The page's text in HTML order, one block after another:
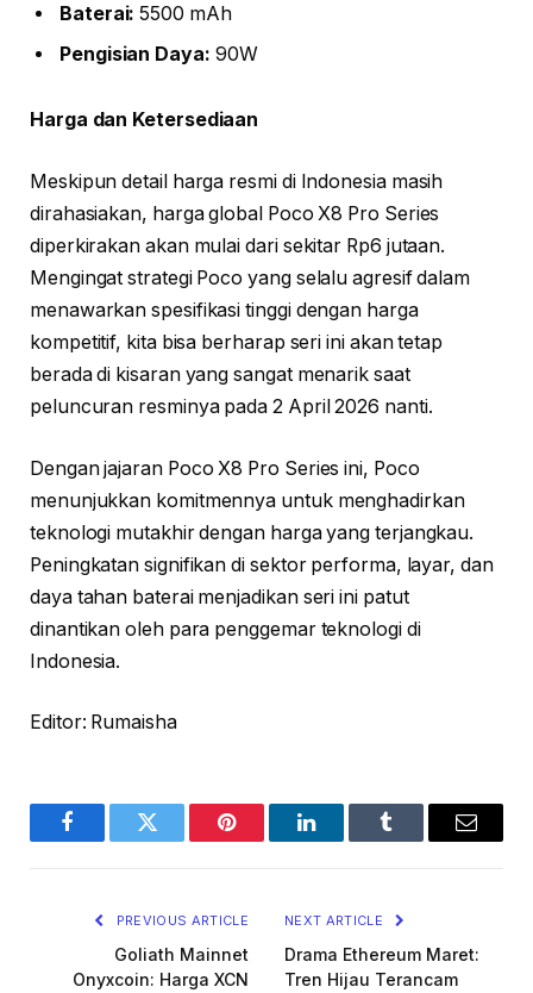
Baterai: 5500 mAh
Pengisian Daya: 90W
Harga dan Ketersediaan
Meskipun detail harga resmi di Indonesia masih
dirahasiakan, harga global Poco X8 Pro Series
diperkirakan akan mulai dari sekitar Rp6 jutaan.
Mengingat strategi Poco yang selalu agresif dalam
menawarkan spesifikasi tinggi dengan harga
kompetitif, kita bisa berharap seri ini akan tetap
berada di kisaran yang sangat menarik saat
peluncuran resminya pada 2 April 2026 nanti.
Dengan jajaran Poco X8 Pro Series ini, Poco
menunjukkan komitmennya untuk menghadirkan
teknologi mutakhir dengan harga yang terjangkau.
Peningkatan signifikan di sektor performa, layar, dan
daya tahan baterai menjadikan seri ini patut
dinantikan oleh para penggemar teknologi di
Indonesia.
Editor: Rumaisha
FacebookTwitter Pinterest LinkedInTumblr Email
PREVIOUS ARTICLE
Goliath Mainnet
Onyxcoin: Harga XCN
NEXT ARTICLE
Drama Ethereum Maret:
Tren Hijau Terancam